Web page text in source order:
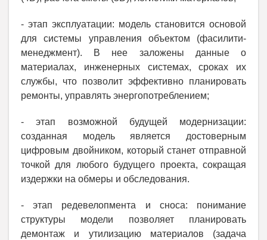
- этап эксплуатации: модель становится основой
для системы управления объектом (фасилити-
менеджмент). В нее заложены данные о
материалах, инженерных системах, сроках их
службы, что позволит эффективно планировать
ремонты, управлять энергопотреблением;
- этап возможной будущей модернизации:
созданная модель является достоверным
цифровым двойником, который станет отправной
точкой для любого будущего проекта, сокращая
издержки на обмеры и обследования.
- этап редевелопмента и сноса: понимание
структуры модели позволяет планировать
демонтаж и утилизацию материалов (задача